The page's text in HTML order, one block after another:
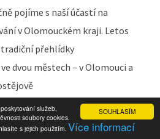
SOUHLASÍM
služeb,
soubory cookies.
s jejich použitím. Více informací
pojíme s naší účastí na
v Olomouckém kraji. Letos
přehlídky
dvou městech – v Olomouci a